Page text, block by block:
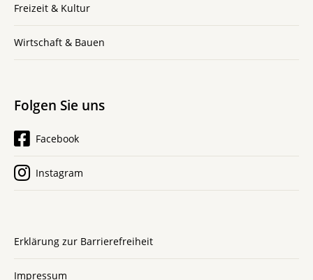
Freizeit & Kultur
Wirtschaft & Bauen
Folgen Sie uns
Facebook
Instagram
Erklärung zur Barrierefreiheit
Impressum